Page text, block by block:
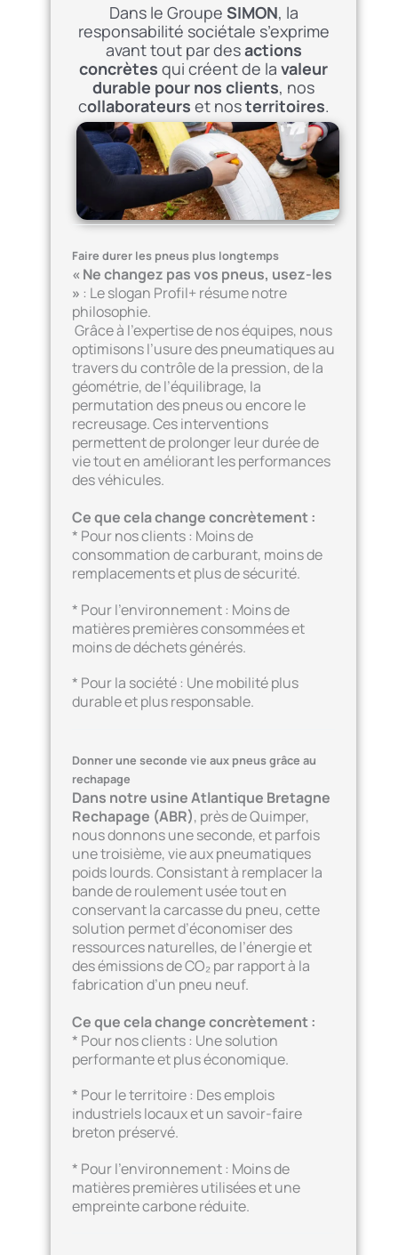
Dans le Groupe SIMON, la
responsabilité sociétale s’exprime
avant tout par desactions
concrètes qui créent de la valeur
durable pour nos clients, nos
collaborateurs et nosterritoires.
Faire durer les pneus plus longtemps
« Ne changez pas vos pneus, usez-les
» : Le slogan Profil+ résume notre
philosophie.
Grâce à l’expertise de nos équipes, nous
optimisons l’usure des pneumatiques au
travers du contrôle de la pression, de la
géométrie, de l’équilibrage, la
permutation des pneus ou encore le
recreusage. Ces interventions
permettent de prolonger leur durée de
vie tout en améliorant les performances
des véhicules.
Ce que cela change concrètement :
* Pour nos clients : Moins de
consommation de carburant, moins de
remplacements et plus de sécurité.
* Pour l’environnement : Moins de
matières premières consommées et
moins de déchets générés.
* Pour la société : Une mobilité plus
durable et plus responsable.
Donner une seconde vie aux pneus grâce au
rechapage
Dans notre usine Atlantique Bretagne
Rechapage (ABR), près de Quimper,
nous donnons une seconde, et parfois
une troisième, vie aux pneumatiques
poids lourds. Consistant à remplacer la
bande de roulement usée tout en
conservant la carcasse du pneu, cette
solution permet d’économiser des
ressources naturelles, de l’énergie et
des émissions de CO₂ par rapport à la
fabrication d’un pneu neuf.
Ce que cela change concrètement :
* Pour nos clients : Une solution
performante et plus économique.
* Pour le territoire : Des emplois
industriels locaux et un savoir-faire
breton préservé.
* Pour l’environnement : Moins de
matières premières utilisées et une
empreinte carbone réduite.